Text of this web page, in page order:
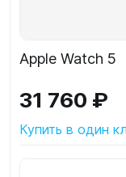
Apple Watch 5
31 760 ₽
Купить в один